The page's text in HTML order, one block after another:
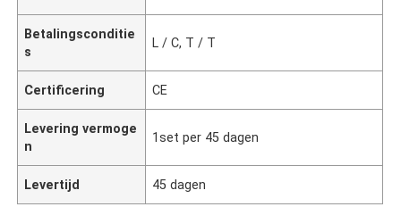
Betalingsconditie
s
L / C, T / T
Certificering CE
Levering vermoge
n
1set per 45 dagen
Levertijd 45 dagen